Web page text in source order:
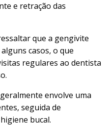
e retração das
que a gengivite
casos, o que
regulares ao dentista
envolve uma
seguida de
bucal.